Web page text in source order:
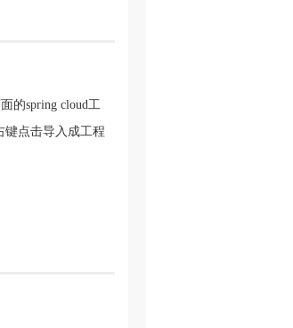
的spring cloud工
键点击导入成工程